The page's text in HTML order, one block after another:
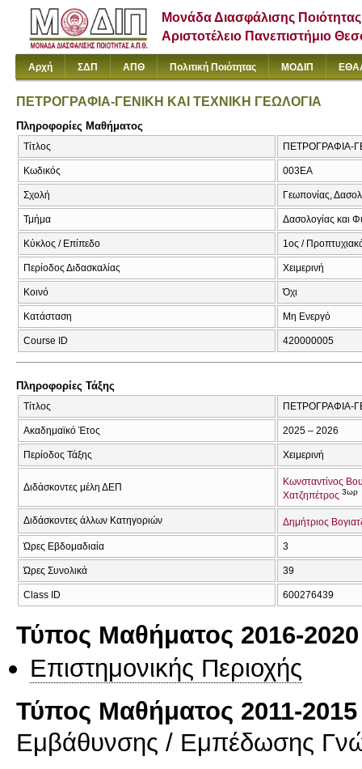
Μονάδα Διασφάλισης Ποιότητας
Αριστοτέλειο Πανεπιστήμιο
Αρχή ΣΔΠ ΑΠΘ Πολιτική Ποιότητας ΜΟΔΙΠ
ΠΕΤΡΟΓΡΑΦΙΑ-ΓΕΝΙΚΗ ΚΑΙ ΤΕΧΝΙΚΗ ΓΕΩΛΟΓΙΑ
Πληροφορίες Μαθήματος
Τίτλος ΠΕΤΡΟΓΡΑΦΙΑ-
Κωδικός 003ΕΑ
Σχολή Γεωπονίας,
Τμήμα Δασολογίας και
Κύκλος / Επίπεδο 1ος /
Περίοδος Διδασκαλίας Χειμερινή
Κοινό Όχι
Κατάσταση Μη Ενεργό
Course ID 420000005
Πληροφορίες Τάξης
Τίτλος ΠΕΤΡΟΓΡΑΦΙΑ-
Ακαδημαϊκό Έτος 2025 – 2026
Περίοδος Τάξης Χειμερινή
Διδάσκοντες μέλη ΔΕΠ
Κωνσταντίνος
Χατζηπέτρος 3ωρ
Διδάσκοντες άλλων Κατηγοριών Δημήτριος
Ώρες Εβδομαδιαία 3
Ώρες Συνολικά 39
Class ID 600276439
Τύπος Μαθήματος 2016-2020
Επιστημονικής Περιοχής
Τύπος Μαθήματος 2011-2015
Εμβάθυνσης / Εμπέδωσης